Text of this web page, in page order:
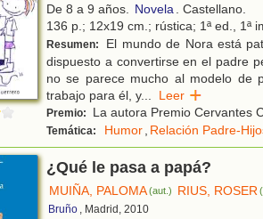
De 8 a 9 años. Novela. Castellano.
136 p.; 12x19 cm.; rústica; 1ª ed., 1ª
Resumen:
El mundo de Nora está
dispuesto a convertirse en el padre
no se parece mucho al modelo de
trabajo para él, y... Leer
Premio: La autora Premio Cervantes
Temática: Humor, Relación Padre-
¿Qué le pasa a papá?
MUIÑA, PALOMA(aut.) RIUS, ROSER
Bruño , Madrid, 2010